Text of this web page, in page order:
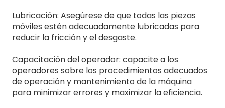
Lubricación: Asegúrese de que todas las piezas
móviles estén adecuadamente lubricadas para
reducir la fricción y el desgaste.
Capacitación del operador: capacite a los
operadores sobre los procedimientos adecuados
de operación y mantenimiento de la máquina
para minimizar errores y maximizar la eficiencia.